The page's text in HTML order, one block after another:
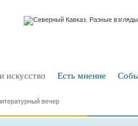
искусство Есть мнение
вечер